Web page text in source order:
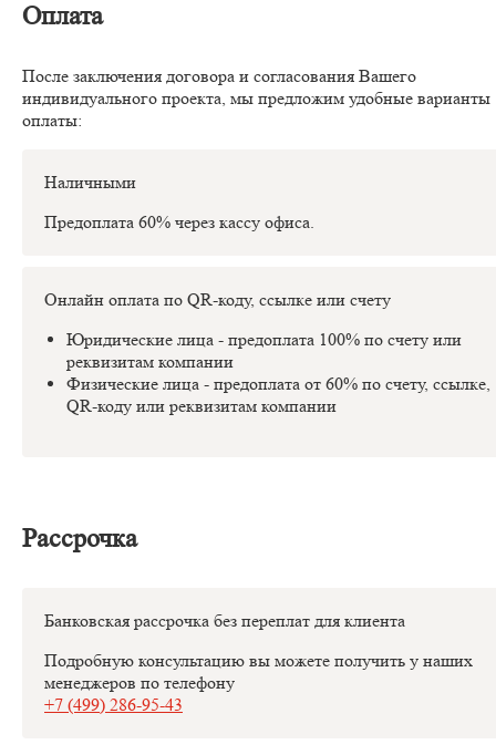
Оплата
После заключения договора и согласования Вашего
индивидуального проекта, мы предложим удобные варианты
оплаты:
Наличными
Предоплата 60% через кассу офиса.
Онлайн оплата по QR-коду, ссылке или счету
Юридические лица - предоплата 100% по счету или
реквизитам компании
Физические лица - предоплата от 60% по счету, ссылке,
QR-коду или реквизитам компании
Рассрочка
Банковская рассрочка без переплат для клиента
Подробную консультацию вы можете получить у наших
менеджеров по телефону
+7 (499) 286-95-43